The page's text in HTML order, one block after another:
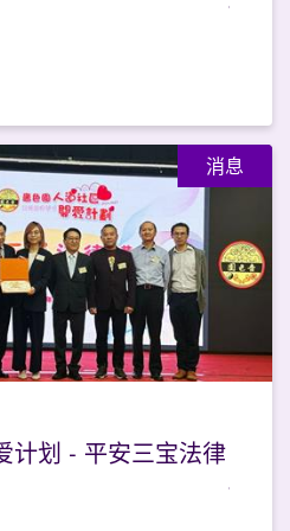
消息
计划 - 平安三宝法律